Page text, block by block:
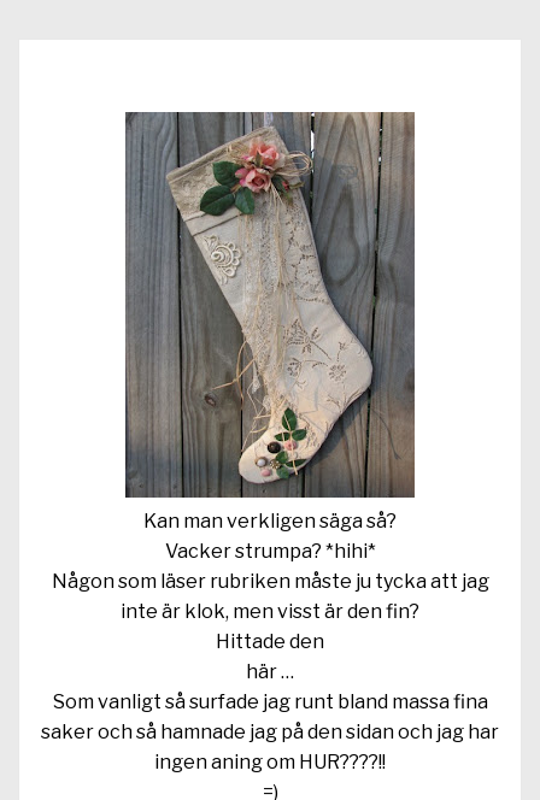
Kan man verkligen säga så?
Vacker strumpa? *hihi*
Någon som läser rubriken måste ju tycka att jag
inte är klok, men visst är den fin?
Hittade den
här…
Som vanligt så surfade jag runt bland massa fina
saker och så hamnade jag på den sidan och jag har
ingen aning om HUR????!!
=)